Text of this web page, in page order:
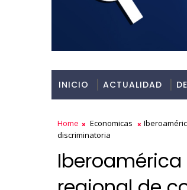
INICIO ACTUALIDAD
Home Economicas
discriminatoria